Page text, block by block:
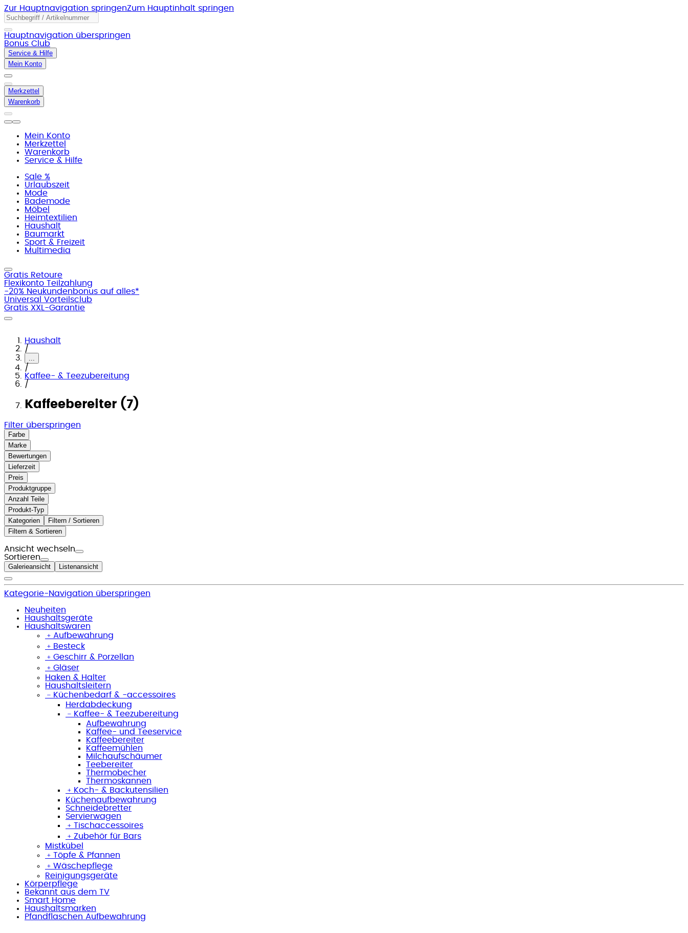
Zur Hauptnavigation springenZum Hauptinhalt springen
Hauptnavigation überspringen
Bonus Club
Service & Hilfe
Mein Konto
Merkzettel
Warenkorb
Mein Konto
Merkzettel
Warenkorb
Service & Hilfe
Sale %
Urlaubszeit
Mode
Bademode
Möbel
Heimtextilien
Haushalt
Baumarkt
Sport & Freizeit
Multimedia
Gratis Retoure
Flexikonto Teilzahlung
-20% Neukundenbonus auf alles*
Universal Vorteilsclub
Gratis XXL-Garantie
Haushalt
/
...
/
Kaffee- & Teezubereitung
/
Kaffeebereiter (7)
Filter überspringen
Farbe
Marke
Bewertungen
Lieferzeit
Preis
Produktgruppe
Anzahl Teile
Produkt-Typ
Kategorien
Filtern / Sortieren
Filtern & Sortieren
Ansicht wechseln
Sortieren
Galerieansicht Listenansicht
Kategorie-Navigation überspringen
Neuheiten
Haushaltsgeräte
Haushaltswaren
﹢ Aufbewahrung
﹢ Besteck
﹢ Geschirr & Porzellan
﹢ Gläser
Haken & Halter
Haushaltsleitern
﹣ Küchenbedarf & -accessoires
Herdabdeckung
﹣ Kaffee- & Teezubereitung
Aufbewahrung
Kaffee- und Teeservice
Kaffeebereiter
Kaffeemühlen
Milchaufschäumer
Teebereiter
Thermobecher
Thermoskannen
﹢ Koch- & Backutensilien
Küchenaufbewahrung
Schneidebretter
Servierwagen
﹢ Tischaccessoires
﹢ Zubehör für Bars
Mistkübel
﹢ Töpfe & Pfannen
﹢ Wäschepflege
Reinigungsgeräte
Körperpflege
Bekannt aus dem TV
Smart Home
Haushaltsmarken
Pfandflaschen Aufbewahrung